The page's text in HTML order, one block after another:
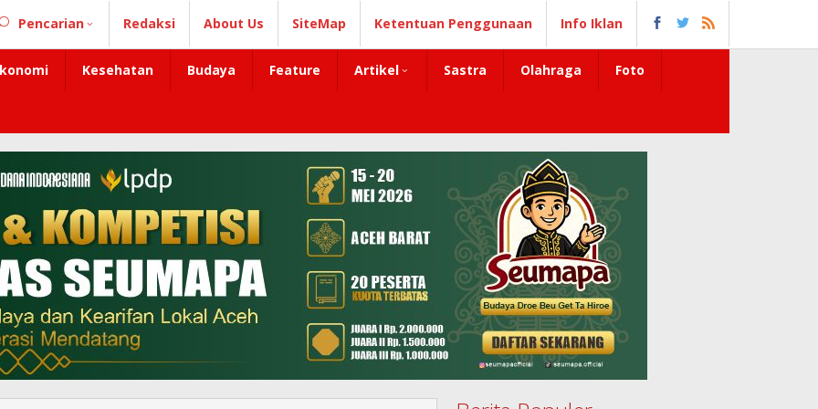
Pencarian Redaksi About Us SiteMap Ketentuan Penggunaan Info Iklan
Kesehatan Budaya Feature Artikel Sastra Olahraga Foto